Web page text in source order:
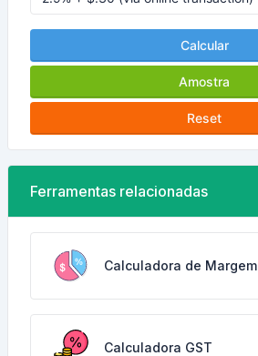
Calcular
Amostra
Reset
Ferramentas relacionadas
Calculadora de Margem
Calculadora GST